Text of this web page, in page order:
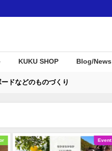
KUKU SHOP Blog/News
ドなどのものづくり
Event